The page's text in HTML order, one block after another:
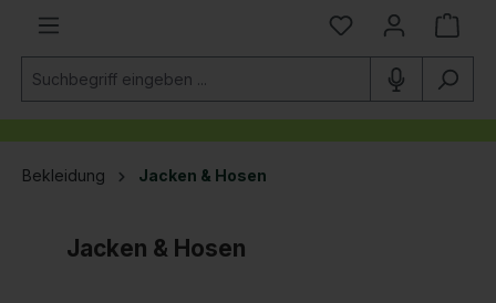
Bekleidung Jacken & Hosen
Jacken & Hosen